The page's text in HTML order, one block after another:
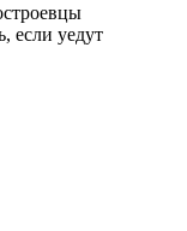
если уедут